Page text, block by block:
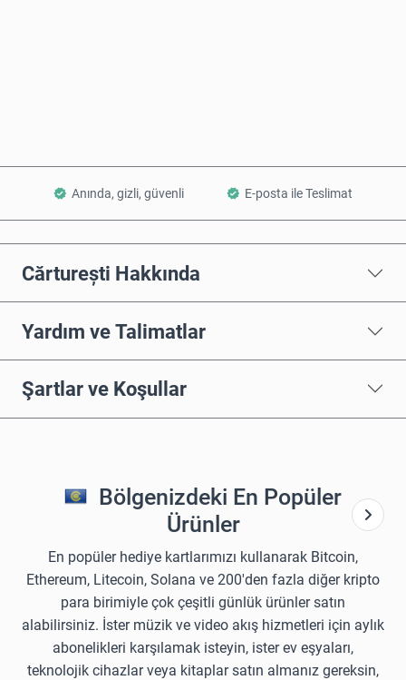
Anında, gizli, güvenli E-posta ile Teslimat
Cărturești Hakkında
Yardım ve Talimatlar
Şartlar ve Koşullar
Bölgenizdeki En Popüler
Ürünler
En popüler hediye kartlarımızı kullanarak Bitcoin,
Ethereum, Litecoin, Solana ve 200'den fazla diğer kripto
para birimiyle çok çeşitli günlük ürünler satın
alabilirsiniz. İster müzik ve video akış hizmetleri için aylık
abonelikleri karşılamak isteyin, ister ev eşyaları,
teknolojik cihazlar veya kitaplar satın almanız gereksin,